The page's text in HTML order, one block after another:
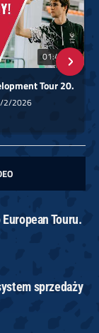
01:40:24
Tour 20.
2/2026
Touru.
sprzedaży